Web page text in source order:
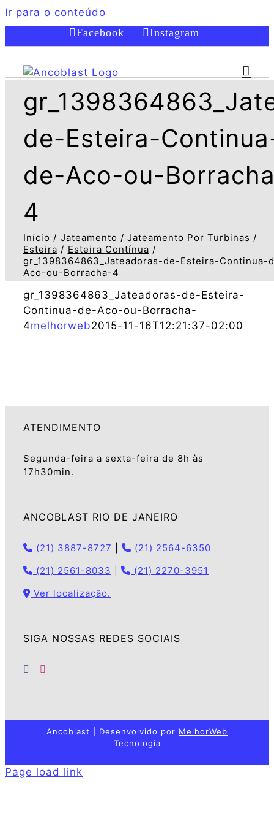
Ir para o conteúdo
Facebook
Instagram
de-Esteira-
de-Aco-ou-
4
Início Jateamento
Jateamento Por Turbinas
Esteira
Esteira Contínua
gr_1398364863_Jateadoras-de-Esteira-Continua-
Aco-ou-Borracha-4
gr_1398364863_Jateadoras-de-Esteira-
Continua-de-Aco-ou-Borracha-
4melhorweb2015-11-16T12:21:37-02:00
ATENDIMENTO
Segunda-feira a sexta-feira de 8h às
17h30min.
ANCOBLAST RIO DE JANEIRO
(21) 3887-8727
(21) 2564-6350
(21) 2561-8033
(21) 2270-3951
Ver localização.
SIGA NOSSAS REDES SOCIAIS
Ancoblast | Desenvolvido por MelhorWeb
Tecnologia
Page load link